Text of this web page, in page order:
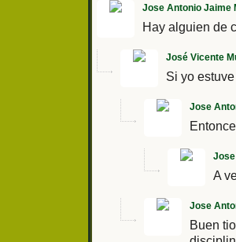
Jose Antonio Jaime
Hay alguien de
José Vicente
Si yo
Jose
A
Jose
Buen